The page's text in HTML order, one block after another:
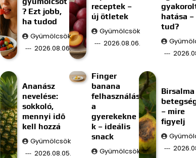
? Ezt jobb,
ha tudod
Gyümölcsök
2026.08.06.
receptek –
új ötletek
Gyümölcsök
2026.08.06.
hatása
tud?
Ananász
nevelése:
sokkoló,
mennyi idő
kell hozzá
Gyümölcsök
2026.08.05.
Finger
banana
felhasználás
a
gyerekekne
k – ideális
snack
Gyümölcsök
Birsalma
– mire
figyelj